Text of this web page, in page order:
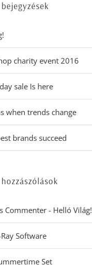
charity event 2016
sale Is here
when trends change
brands succeed
Commenter - Helló Világ!
Software
Set